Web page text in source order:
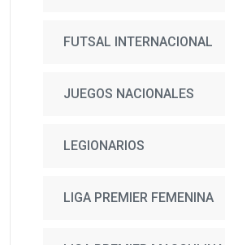
FUTSAL INTERNACIONAL
JUEGOS NACIONALES
LEGIONARIOS
LIGA PREMIER FEMENINA